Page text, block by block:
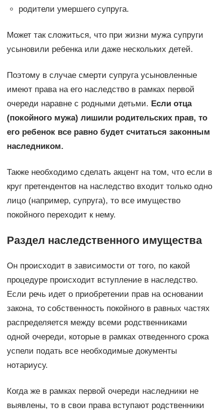
родители умершего супруга.
Может так сложиться, что при жизни мужа супруги
усыновили ребенка или даже нескольких детей.
Поэтому в случае смерти супруга усыновленные
имеют права на его наследство в рамках первой
очереди наравне с родными детьми. Если отца
(покойного мужа) лишили родительских прав, то
его ребенок все равно будет считаться законным
наследником.
Также необходимо сделать акцент на том, что если в
круг претендентов на наследство входит только одно
лицо (например, супруга), то все имущество
покойного переходит к нему.
Раздел наследственного имущества
Он происходит в зависимости от того, по какой
процедуре происходит вступление в наследство.
Если речь идет о приобретении прав на основании
закона, то собственность покойного в равных частях
распределяется между всеми родственниками
одной очереди, которые в рамках отведенного срока
успели подать все необходимые документы
нотариусу.
Когда же в рамках первой очереди наследники не
выявлены, то в свои права вступают родственники